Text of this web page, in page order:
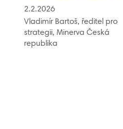
2.2.2026
Vladimír Bartoš, ředitel pro
strategii, Minerva Česká
republika